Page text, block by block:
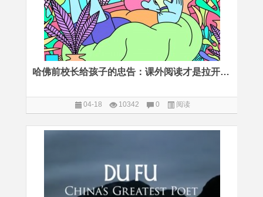
哈佛前校长给孩子的忠告：课外阅读才是拉开差距的关键
04-18 10342 0 阅读